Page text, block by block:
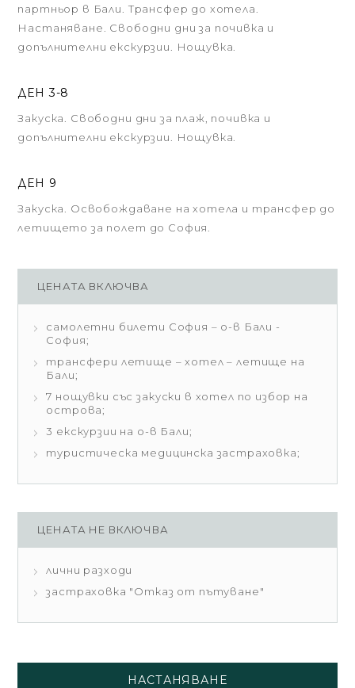
партньор в Бали. Трансфер до хотела.
Настаняване. Свободни дни за почивка и
допълнителни екскурзии. Нощувка.
ДЕН 3-8
Закуска. Свободни дни за плаж, почивка и
допълнителни екскурзии. Нощувка.
ДЕН 9
Закуска. Освобождаване на хотела и трансфер до
летището за полет до София.
ЦЕНАТА ВКЛЮЧВА
самолетни билети София – о-в Бали -
София;
трансфери летище – хотел – летище на
Бали;
7 нощувки със закуски в хотел по избор на
острова;
3 екскурзии на о-в Бали;
туристическа медицинска застраховка;
ЦЕНАТА НЕ ВКЛЮЧВА
лични разходи
застраховка "Отказ от пътуване"
НАСТАНЯВАНЕ